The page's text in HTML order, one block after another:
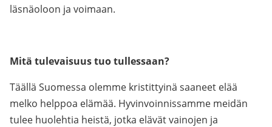
läsnäoloon ja voimaan.
Mitä tulevaisuus tuo tullessaan?
Täällä Suomessa olemme kristittyinä saaneet elää
melko helppoa elämää. Hyvinvoinnissamme meidän
tulee huolehtia heistä, jotka elävät vainojen ja